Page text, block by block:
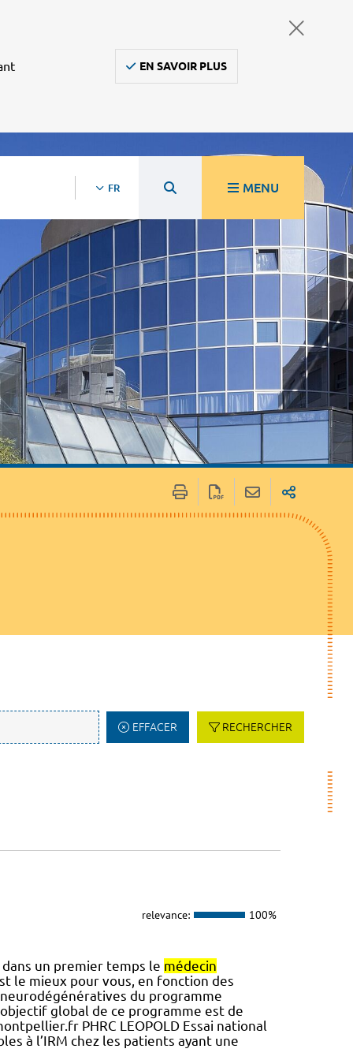
EN SAVOIR PLUS
FR MENU
EFFACER RECHERCHER
relevance: 100%
un premier temps le médecin
le mieux pour vous, en fonction des
du programme
global de ce programme est de
PHRC LEOPOLD Essai national
à l’IRM chez les patients ayant une